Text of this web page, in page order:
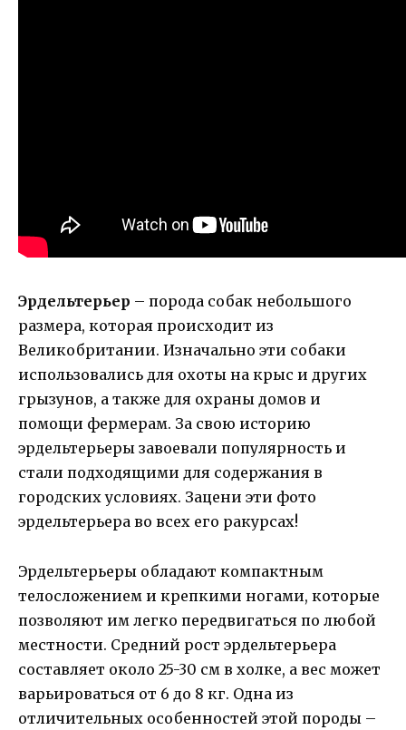
Эрдельтерьер – порода собак небольшого
размера, которая происходит из
Великобритании. Изначально эти собаки
использовались для охоты на крыс и других
грызунов, а также для охраны домов и
помощи фермерам. За свою историю
эрдельтерьеры завоевали популярность и
стали подходящими для содержания в
городских условиях. Зацени эти фото
эрдельтерьера во всех его ракурсах!
Эрдельтерьеры обладают компактным
телосложением и крепкими ногами, которые
позволяют им легко передвигаться по любой
местности. Средний рост эрдельтерьера
составляет около 25-30 см в холке, а вес может
варьироваться от 6 до 8 кг. Одна из
отличительных особенностей этой породы –